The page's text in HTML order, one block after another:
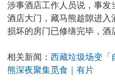
涉事酒店工作人员说，事发
酒店大门，藏马熊趁隙进入
损坏的房门已修缮完毕，酒
相关新闻： 西藏垃圾场变「
熊深夜聚集觅食｜有片